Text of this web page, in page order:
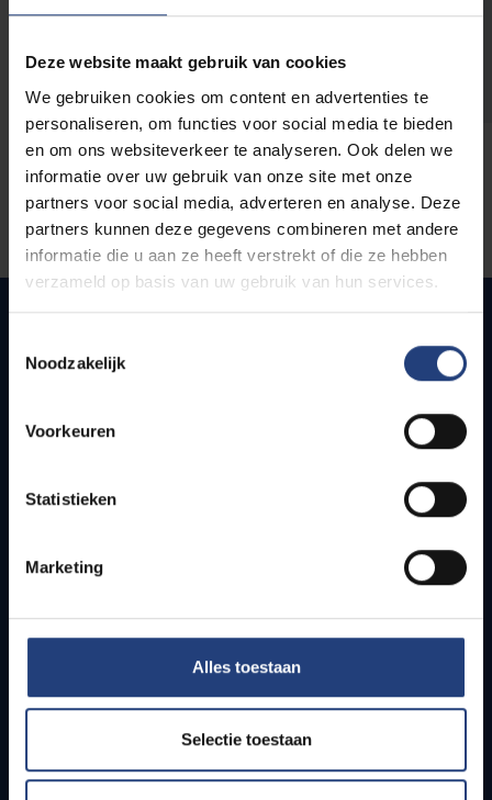
Deze website maakt gebruik van cookies
We gebruiken cookies om content en advertenties te
personaliseren, om functies voor social media te bieden
en om ons websiteverkeer te analyseren. Ook delen we
informatie over uw gebruik van onze site met onze
partners voor social media, adverteren en analyse. Deze
partners kunnen deze gegevens combineren met andere
informatie die u aan ze heeft verstrekt of die ze hebben
verzameld op basis van uw gebruik van hun services.
Noodzakelijk
Voorkeuren
Statistieken
Marketing
Alles toestaan
Selectie toestaan
Snel naar
Bereikbaarheid
Studenten
PhD-studenten
Leerkrachten en secundaire scholen